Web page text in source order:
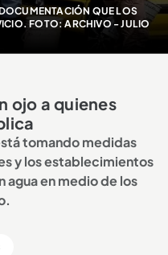
QUE LOS
FOTO: ARCHIVO - JULIO
ojo a quienes
tomando medidas
y los establecimientos
agua en medio de los